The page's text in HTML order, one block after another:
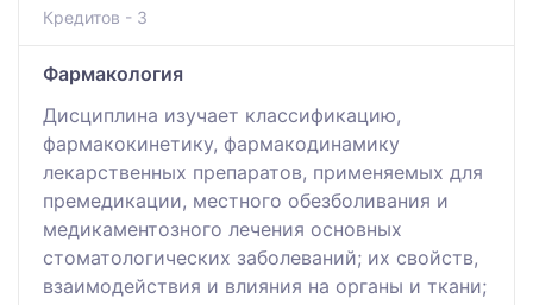
Кредитов - 3
Фармакология
Дисциплина изучает классификацию,
фармакокинетику, фармакодинамику
лекарственных препаратов, применяемых для
премедикации, местного обезболивания и
медикаментозного лечения основных
стоматологических заболеваний; их свойств,
взаимодействия и влияния на органы и ткани;